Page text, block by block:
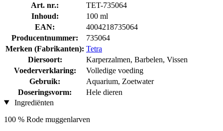
Art. nr.:
TET-735064
Inhoud:
100 ml
EAN:
4004218735064
Producentnummer:
735064
Merken (Fabrikanten): Tetra
Diersoort:
Karperzalmen, Barbelen, Vissen
Voederverklaring:
Volledige voeding
Gebruik:
Aquarium, Zoetwater
Doseringsvorm:
Hele dieren
Ingrediënten
100 % Rode muggenlarven